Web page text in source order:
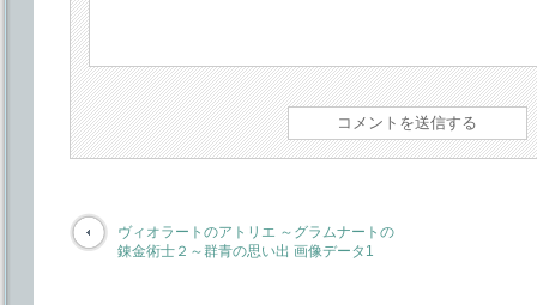
ヴィオラートのアトリエ ～グラムナートの
錬金術士２～群青の思い出 画像データ1